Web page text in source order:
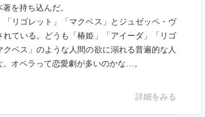
を持ち込んだ。
リゴレット」「マクベス」とジュゼッペ・ヴ
ている。どうも「椿姫」「アイーダ」「リゴ
ベス」のような人間の欲に溺れる普遍的な人
オペラって恋愛劇が多いのかな…。
詳細をみる